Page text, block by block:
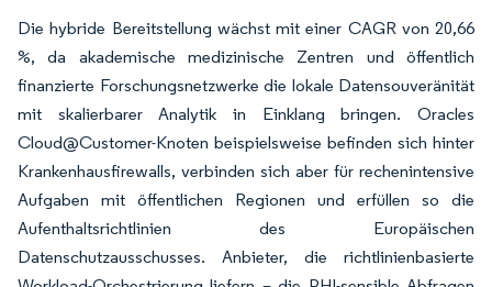
Die hybride Bereitstellung wächst mit einer CAGR von 20,66
%, da akademische medizinische Zentren und öffentlich
finanzierte Forschungsnetzwerke die lokale Datensouveränität
mit skalierbarer Analytik in Einklang bringen. Oracles
Cloud@Customer-Knoten beispielsweise befinden sich hinter
Krankenhausfirewalls, verbinden sich aber für rechenintensive
Aufgaben mit öffentlichen Regionen und erfüllen so die
Aufenthaltsrichtlinien des Europäischen
Datenschutzausschusses. Anbieter, die richtlinienbasierte